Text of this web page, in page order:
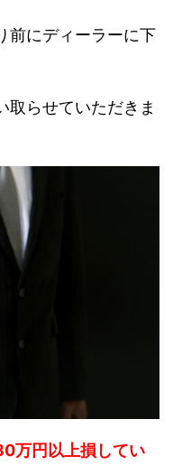
前にディーラーに下
取らせていただきま
万円以上損してい